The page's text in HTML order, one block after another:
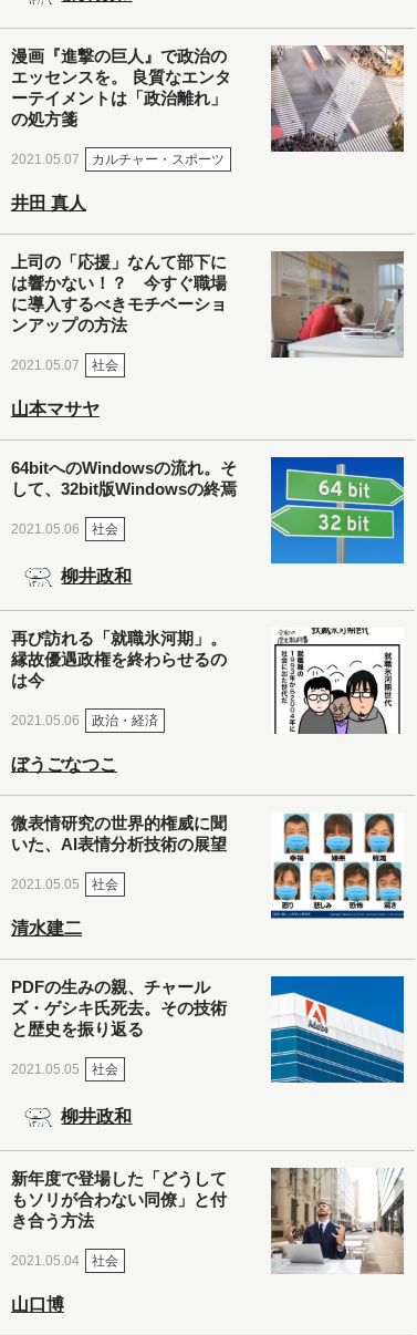
漫画『進撃の巨人』で政治の
エッセンスを。 良質なエンタ
ーテイメントは「政治離れ」
の処方箋
2021.05.07 カルチャー・スポーツ
井田 真人
上司の「応援」なんて部下に
は響かない！？ 今すぐ職場
に導入するべきモチベーショ
ンアップの方法
2021.05.07 社会
山本マサヤ
64bitへのWindowsの流れ。そ
して、32bit版Windowsの終焉
2021.05.06 社会
柳井政和
再び訪れる「就職氷河期」。
縁故優遇政権を終わらせるの
は今
2021.05.06 政治・経済
ぼうごなつこ
微表情研究の世界的権威に聞
いた、AI表情分析技術の展望
2021.05.05 社会
清水建二
PDFの生みの親、チャール
ズ・ゲシキ氏死去。その技術
と歴史を振り返る
2021.05.05 社会
柳井政和
新年度で登場した「どうして
もソリが合わない同僚」と付
き合う方法
2021.05.04 社会
山口博